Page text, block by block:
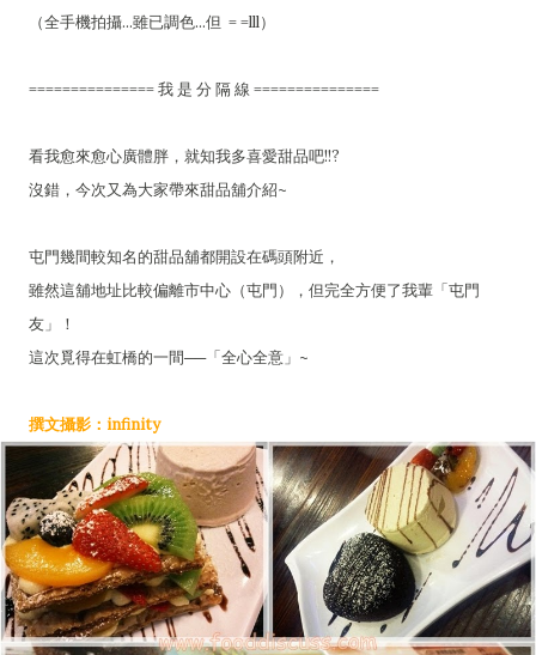
（全手機拍攝...雖已調色...但 = =lll）
=============== 我 是 分 隔 線 ===============
看我愈來愈心廣體胖，就知我多喜愛甜品吧!!?
沒錯，今次又為大家帶來甜品舖介紹~
屯門幾間較知名的甜品舖都開設在碼頭附近，
雖然這舖地址比較偏離市中心（屯門），但完全方便了我輩「屯門
友」！
這次覓得在虹橋的一間──「全心全意」~
撰文攝影：infinity